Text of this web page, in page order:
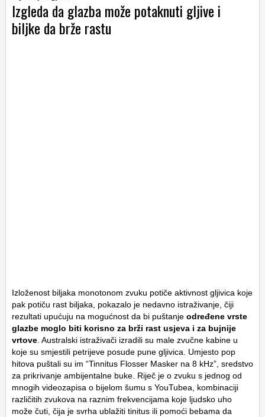
Izgleda da glazba može potaknuti gljive i
biljke da brže rastu
Izloženost biljaka monotonom zvuku potiče aktivnost gljivica koje
pak potiču rast biljaka, pokazalo je nedavno istraživanje, čiji
rezultati upućuju na mogućnost da bi puštanje određene vrste
glazbe moglo biti korisno za brži rast usjeva i za bujnije
vrtove . Australski istraživači izradili su male zvučne kabine u
koje su smjestili petrijeve posude pune gljivica. Umjesto pop
hitova puštali su im “Tinnitus Flosser Masker na 8 kHz”, sredstvo
za prikrivanje ambijentalne buke. Riječ je o zvuku s jednog od
mnogih videozapisa o bijelom šumu s YouTubea, kombinaciji
različitih zvukova na raznim frekvencijama koje ljudsko uho
može čuti, čija je svrha ublažiti tinitus ili pomoći bebama da